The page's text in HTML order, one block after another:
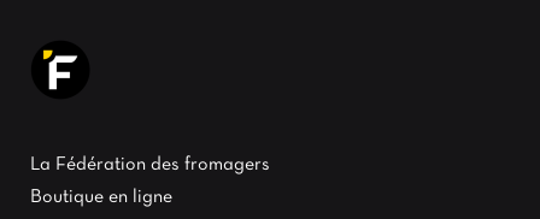
La Fédération des fromagers
Boutique en ligne